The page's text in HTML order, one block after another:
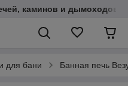
каминов и дымоходов
для бани Банная печь